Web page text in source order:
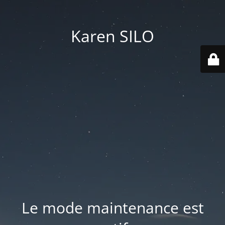
Karen SILO
Le mode maintenance est